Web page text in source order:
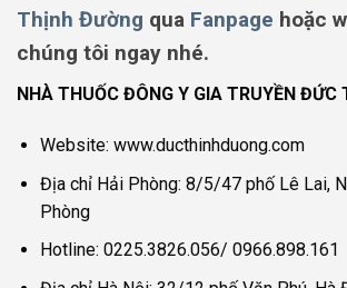
Thịnh Đường qua Fanpage hoặc
chúng tôi ngay nhé.
NHÀ THUỐC ĐÔNG Y GIA TRUYỀN ĐỨC
Website: www.ducthinhduong.com
Địa chỉ Hải Phòng: 8/5/47 phố Lê Lai,
Phòng
Hotline: 0225.3826.056/ 0966.898.161